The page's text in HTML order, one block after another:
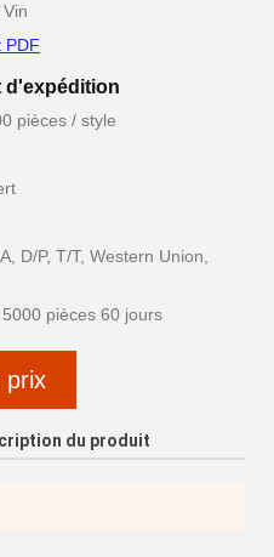
PDF
d'expédition
pièces / style
D/P, T/T, Western Union,
pièces 60 jours
prix
du produit